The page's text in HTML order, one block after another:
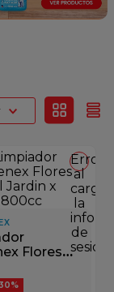
Error
al
cargar
la
de
sesión
Flores
x 1800cc
30%